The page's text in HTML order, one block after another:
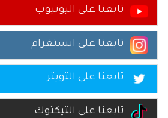
تابعنا على اليوتيوب
تابعنا على انستغرام
تابعنا على التويتر
تابعنا على التيكتوك